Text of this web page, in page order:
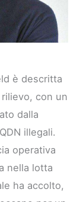
è descritta
con un
dalla
illegali.
operativa
nella lotta
ha accolto,